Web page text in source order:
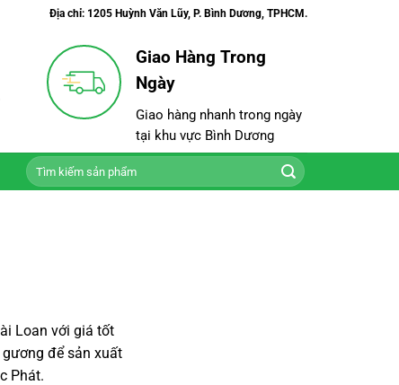
Địa chỉ: 1205 Huỳnh Văn Lũy, P. Bình Dương, TPHCM.
Giao Hàng Trong
Ngày
Giao hàng nhanh trong ngày
tại khu vực Bình Dương
Tìm
kiếm:
Loan với giá tốt
để sản xuất
Phát.